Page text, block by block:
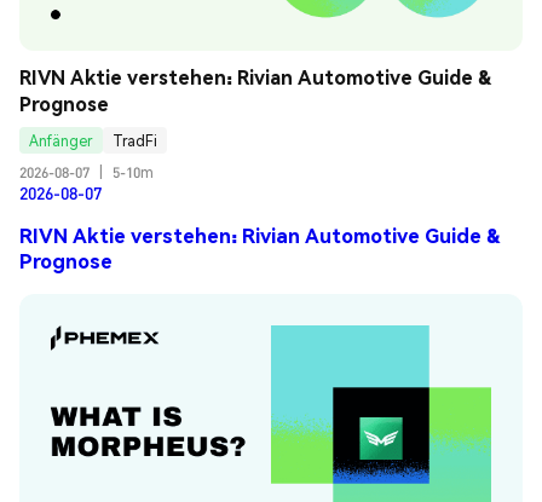
RIVN Aktie verstehen: Rivian Automotive Guide &
Prognose
Anfänger
TradFi
2026-08-07
5-10m
2026-08-07
RIVN Aktie verstehen: Rivian Automotive Guide &
Prognose